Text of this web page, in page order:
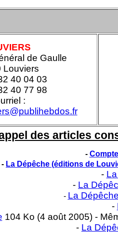
de Gaulle
Louviers
40 04 03
40 77 98
:
des articles
-
- La Dépêche (éditions de
-
- La
- La Dépêche
-
104 Ko (4 août 2005) -
- La